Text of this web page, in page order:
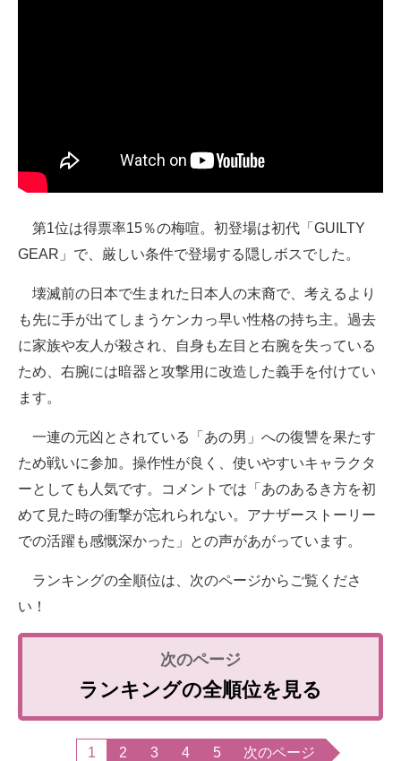
第1位は得票率15％の梅喧。初登場は初代「GUILTY
GEAR」で、厳しい条件で登場する隠しボスでした。
壊滅前の日本で生まれた日本人の末裔で、考えるより
も先に手が出てしまうケンカっ早い性格の持ち主。過去
に家族や友人が殺され、自身も左目と右腕を失っている
ため、右腕には暗器と攻撃用に改造した義手を付けてい
ます。
一連の元凶とされている「あの男」への復讐を果たす
ため戦いに参加。操作性が良く、使いやすいキャラクタ
ーとしても人気です。コメントでは「あのあるき方を初
めて見た時の衝撃が忘れられない。アナザーストーリー
での活躍も感慨深かった」との声があがっています。
ランキングの全順位は、次のページからご覧くださ
い！
ランキングの全順位を見る
1 2 3 4 5 次のページ